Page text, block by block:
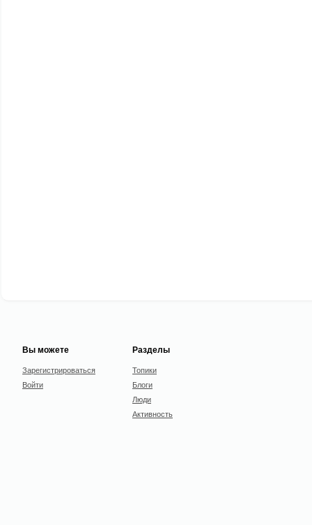
Вы можете
Зарегистрироваться
Войти
Разделы
Топики
Блоги
Люди
Активность